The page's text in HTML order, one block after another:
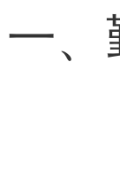
一、